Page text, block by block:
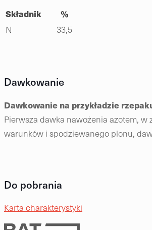
Składnik %
N 33,5
Dawkowanie
Dawkowanie na przykładzie
Pierwsza dawka nawożenia azotem,
warunków i spodziewanego plonu,
Do pobrania
Karta charakterystyki